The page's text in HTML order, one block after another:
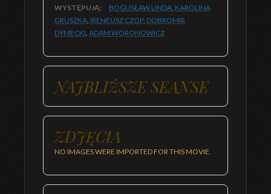
WYSTĘPUJĄ: BOGUSŁAW LINDA, KAROLINA
GRUSZKA, IRENEUSZ CZOP, DOBROMIR
DYMECKI, ADAM WORONOWICZ
NAJBLIŻSZE SEANSE
ZDJĘCIA
NO IMAGES WERE IMPORTED FOR THIS MOVIE.